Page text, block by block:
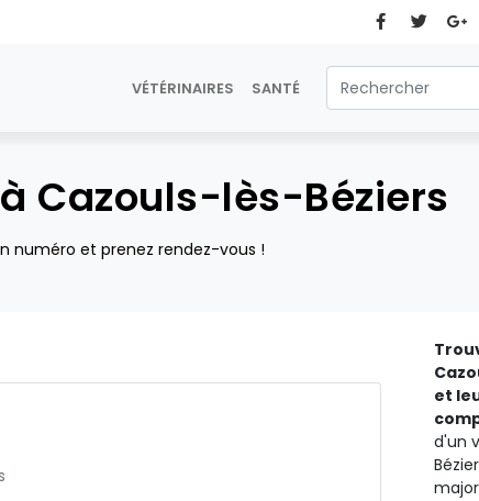
VÉTÉRINAIRES SANTÉ
Cazouls-lès-Béziers
numéro et prenez rendez-vous !
et
d'un